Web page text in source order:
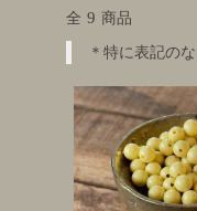
全 9 商品
＊特に表記の